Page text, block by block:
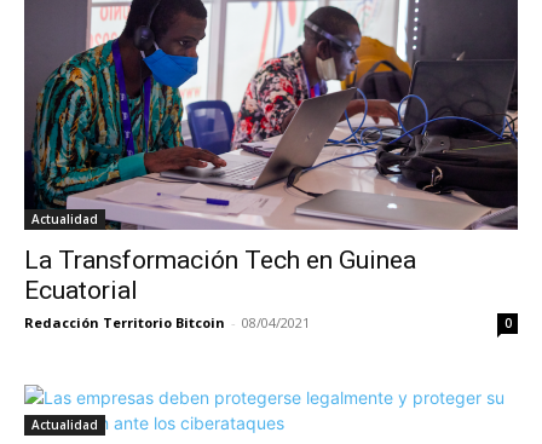
Actualidad
La Transformación Tech en Guinea
Ecuatorial
Redacción Territorio Bitcoin - 08/04/2021 0
Actualidad